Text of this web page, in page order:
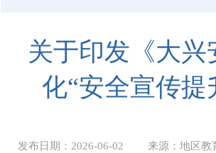
关于印发《大
化“安全宣传
发布日期： 2026-06-02 来源： 地区教